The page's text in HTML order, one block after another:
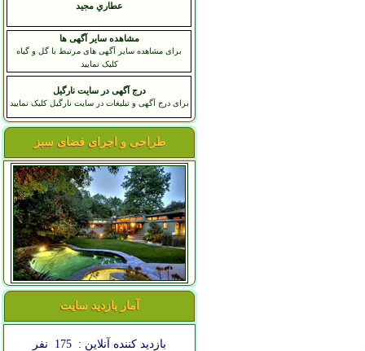
عطاري مجيد
مشاهده سایر آگهی ها
برای مشاهده سایر آگهی های مرتبط با گل و گیاه
کلیک نمایید
درج آگهی در سایت نارگیل
برای درج آگهی و تبلیغات در سایت نارگیل کلیک نمایید
طراحی و اجرای فضای سبز
آمار بازدید سایت
بازدید کننده آنلاین : 175 نفر